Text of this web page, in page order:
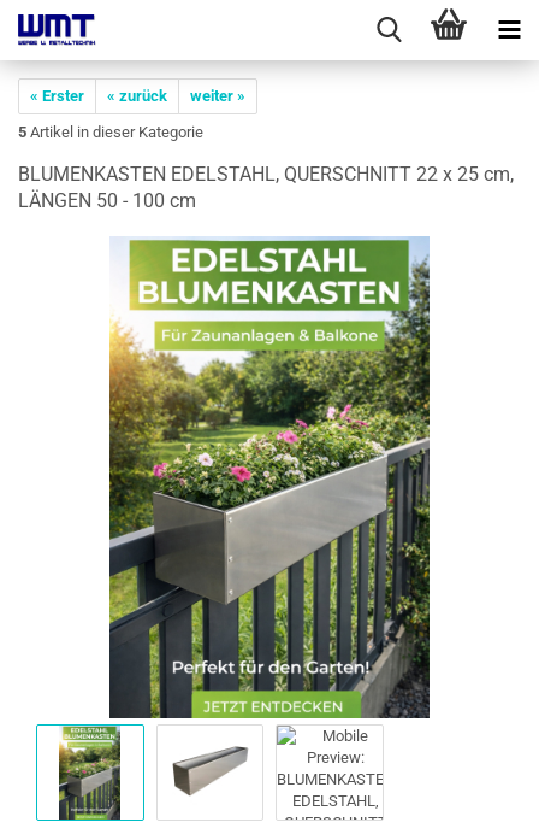
« Erster « zurück
weiter »
5 Artikel in dieser Kategorie
BLU­MEN­KAS­TEN EDEL­STAHL, QUER­SCHNITT 22 x 25 cm,
LÄN­GEN 50 - 100 cm